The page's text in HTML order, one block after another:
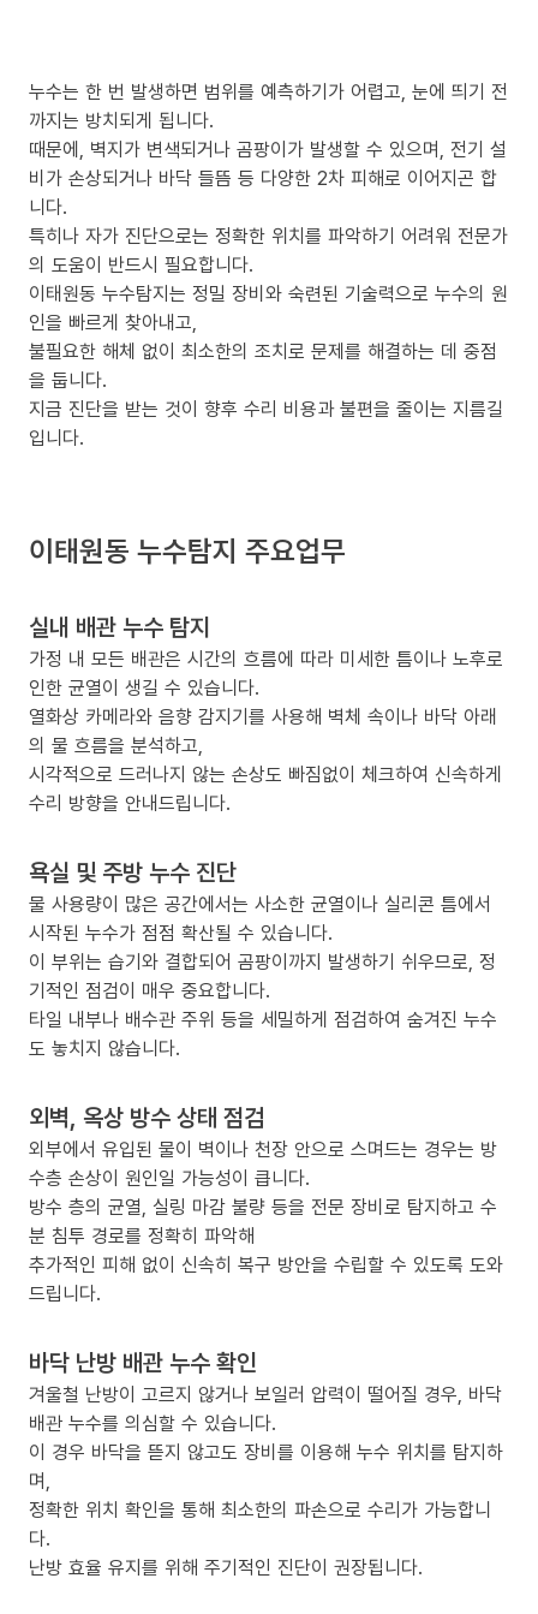
누수는 한 번 발생하면 범위를 예측하기가 어렵고, 눈에 띄기 전
까지는 방치되게 됩니다.
때문에, 벽지가 변색되거나 곰팡이가 발생할 수 있으며, 전기 설
비가 손상되거나 바닥 들뜸 등 다양한 2차 피해로 이어지곤 합
니다.
특히나 자가 진단으로는 정확한 위치를 파악하기 어려워 전문가
의 도움이 반드시 필요합니다.
이태원동 누수탐지는 정밀 장비와 숙련된 기술력으로 누수의 원
인을 빠르게 찾아내고,
불필요한 해체 없이 최소한의 조치로 문제를 해결하는 데 중점
을 둡니다.
지금 진단을 받는 것이 향후 수리 비용과 불편을 줄이는 지름길
입니다.
이태원동 누수탐지 주요업무
실내 배관 누수 탐지
가정 내 모든 배관은 시간의 흐름에 따라 미세한 틈이나 노후로
인한 균열이 생길 수 있습니다.
열화상 카메라와 음향 감지기를 사용해 벽체 속이나 바닥 아래
의 물 흐름을 분석하고,
시각적으로 드러나지 않는 손상도 빠짐없이 체크하여 신속하게
수리 방향을 안내드립니다.
욕실 및 주방 누수 진단
물 사용량이 많은 공간에서는 사소한 균열이나 실리콘 틈에서
시작된 누수가 점점 확산될 수 있습니다.
이 부위는 습기와 결합되어 곰팡이까지 발생하기 쉬우므로, 정
기적인 점검이 매우 중요합니다.
타일 내부나 배수관 주위 등을 세밀하게 점검하여 숨겨진 누수
도 놓치지 않습니다.
외벽, 옥상 방수 상태 점검
외부에서 유입된 물이 벽이나 천장 안으로 스며드는 경우는 방
수층 손상이 원인일 가능성이 큽니다.
방수 층의 균열, 실링 마감 불량 등을 전문 장비로 탐지하고 수
분 침투 경로를 정확히 파악해
추가적인 피해 없이 신속히 복구 방안을 수립할 수 있도록 도와
드립니다.
바닥 난방 배관 누수 확인
겨울철 난방이 고르지 않거나 보일러 압력이 떨어질 경우, 바닥
배관 누수를 의심할 수 있습니다.
이 경우 바닥을 뜯지 않고도 장비를 이용해 누수 위치를 탐지하
며,
정확한 위치 확인을 통해 최소한의 파손으로 수리가 가능합니
다.
난방 효율 유지를 위해 주기적인 진단이 권장됩니다.